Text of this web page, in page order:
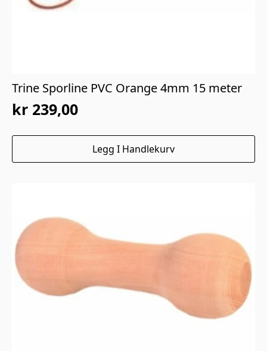
Trine Sporline PVC Orange 4mm 15 meter
kr 239,00
Legg I Handlekurv